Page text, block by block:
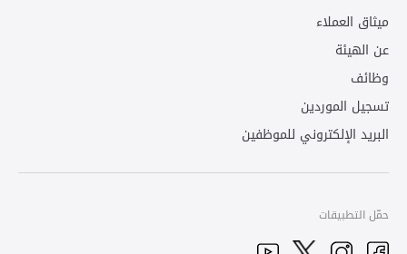
ميثاق العملاء
عن الهيئة
وظائف
تسجيل الموردين
البريد الإلكتروني للموظفين
حمّل التطبيقات